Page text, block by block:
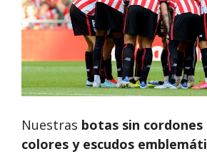
Nuestras botas sin
colores y escudos